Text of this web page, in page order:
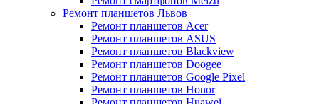
Ремонт планшетов Львов
Ремонт планшетов Acer
Ремонт планшетов ASUS
Ремонт планшетов Blackview
Ремонт планшетов Doogee
Ремонт планшетов Google Pixel
Ремонт планшетов Honor